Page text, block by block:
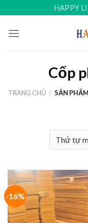
to
content
HAPPY
Cốp
TRANG CHỦ / SẢN
-16%